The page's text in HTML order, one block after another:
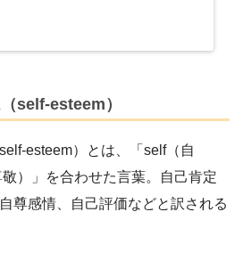
self-esteem）
esteem）とは、「self（自
）」を合わせた言葉。自己肯定
尊感情、自己評価などと訳される